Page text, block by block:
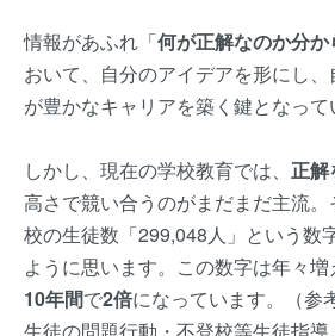
情報があふれ「何が正解なのか分か
おいて、自分のアイデアを形にし
が豊かなキャリアを築く鍵となって
しかし、現在の学校教育では、 正解
高さで競い合うのがまだまだ主流
校の生徒数「299,048人」という数
ように思います。この数字は年々
10年間で2倍になっています。（参